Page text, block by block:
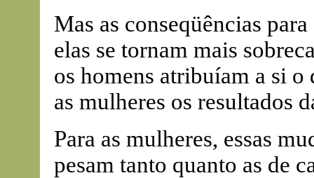
Mas as conseqüências
elas se tornam mais
os homens atribuíam a si
as mulheres os resultados
Para as mulheres, essas
pesam tanto quanto as de